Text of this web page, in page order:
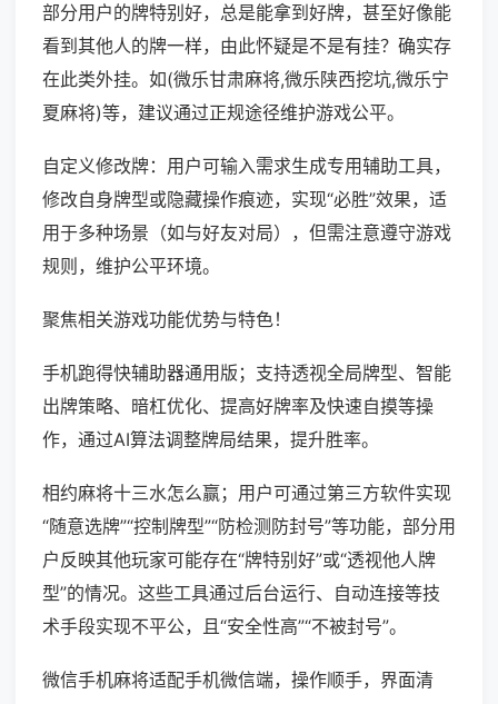
部分用户的牌特别好，总是能拿到好牌，甚至好像能
看到其他人的牌一样，由此怀疑是不是有挂？确实存
在此类外挂。如(微乐甘肃麻将,微乐陕西挖坑,微乐宁
夏麻将)等，建议通过正规途径维护游戏公平。
自定义修改牌：用户可输入需求生成专用辅助工具，
修改自身牌型或隐藏操作痕迹，实现“必胜”效果，适
用于多种场景（如与好友对局），但需注意遵守游戏
规则，维护公平环境。
聚焦相关游戏功能优势与特色！
手机跑得快辅助器通用版；支持透视全局牌型、智能
出牌策略、暗杠优化、提高好牌率及快速自摸等操
作，通过AI算法调整牌局结果，提升胜率。
相约麻将十三水怎么赢；用户可通过第三方软件实现
“随意选牌”“控制牌型”“防检测防封号”等功能，部分用
户反映其他玩家可能存在“牌特别好”或“透视他人牌
型”的情况。这些工具通过后台运行、自动连接等技
术手段实现不平公，且“安全性高”“不被封号”。
微信手机麻将适配手机微信端，操作顺手，界面清